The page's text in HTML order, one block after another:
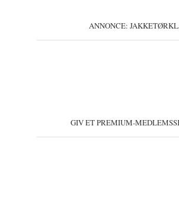
ANNONCE:
GIV ET PREMIUM-